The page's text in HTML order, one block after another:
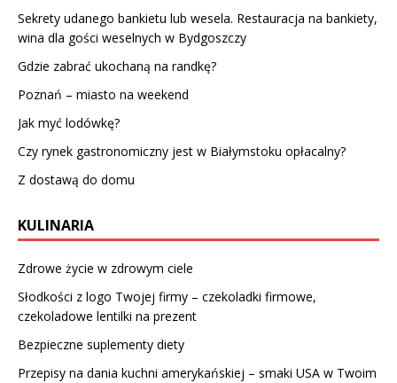
Sekrety udanego bankietu lub wesela. Restauracja na bankiety,
wina dla gości weselnych w Bydgoszczy
Gdzie zabrać ukochaną na randkę?
Poznań – miasto na weekend
Jak myć lodówkę?
Czy rynek gastronomiczny jest w Białymstoku opłacalny?
Z dostawą do domu
KULINARIA
Zdrowe życie w zdrowym ciele
Słodkości z logo Twojej firmy – czekoladki firmowe,
czekoladowe lentilki na prezent
Bezpieczne suplementy diety
Przepisy na dania kuchni amerykańskiej – smaki USA w Twoim